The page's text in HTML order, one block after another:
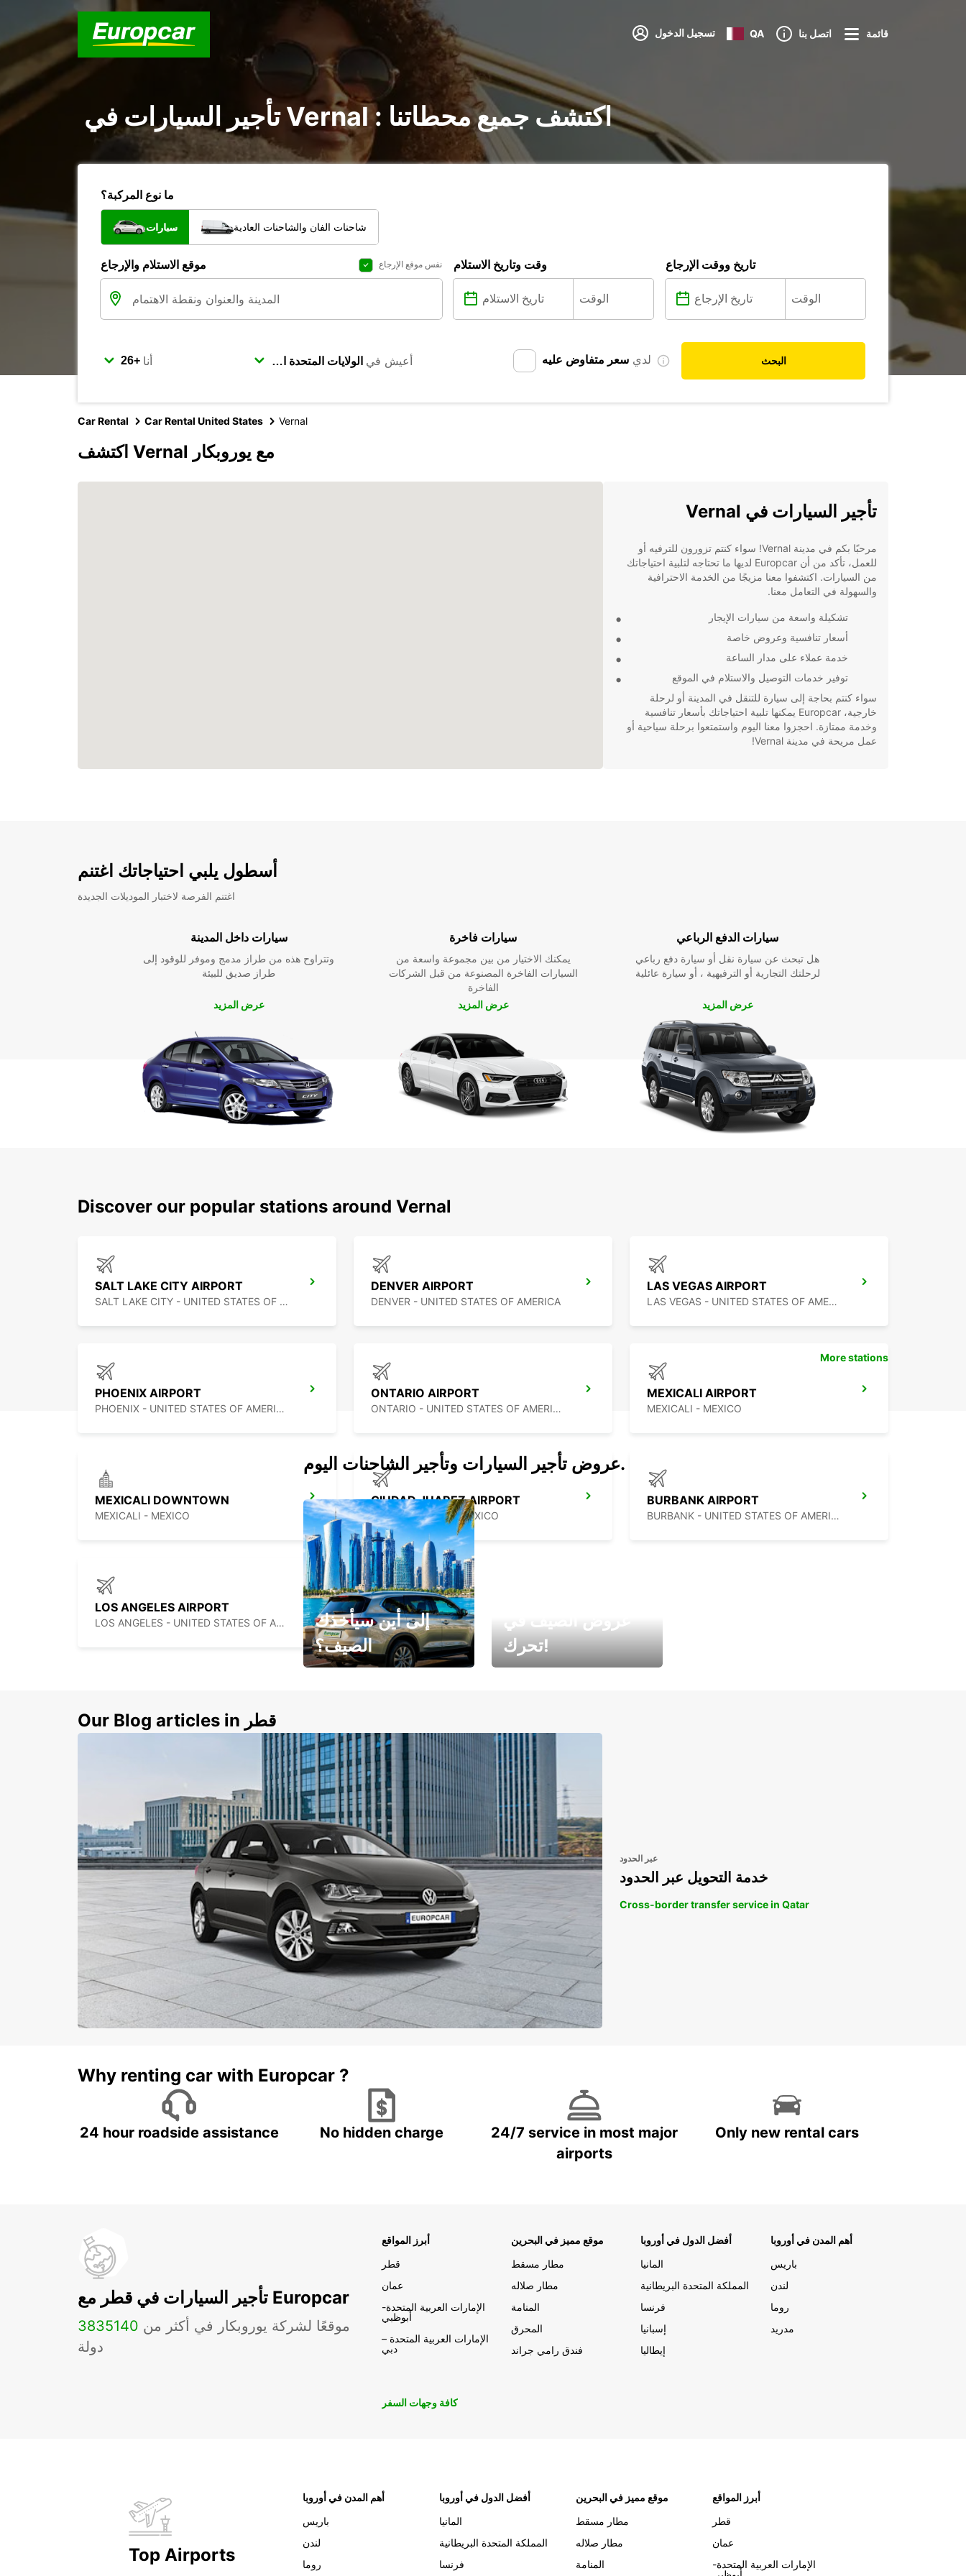
تسجيل الدخول QA اتصل بنا قائمة
تأجير السيارات في Vernal : اكتشف جميع محطاتنا
ما نوع المركبة؟
سيارات شاحنات الفان والشاحنات العادية
موقع الاستلام والإرجاع نفس موقع الإرجاع وقت وتاريخ الاستلام تاريخ ووقت الإرجاع
أنا أعيش في لدي سعر متفاوض عليه البحث
Car Rental Car Rental United States Vernal
اكتشف Vernal مع يوروبكار
تأجير السيارات في Vernal
مرحبًا بكم في مدينة Vernal! سواء كنتم تزورون للترفيه أو
للعمل، تأكد من أن Europcar لديها ما تحتاجه لتلبية احتياجاتك
من السيارات. اكتشفوا معنا مزيجًا من الخدمة الاحترافية
والسهولة في التعامل معنا.
تشكيلة واسعة من سيارات الإيجار
أسعار تنافسية وعروض خاصة
خدمة عملاء على مدار الساعة
توفير خدمات التوصيل والاستلام في الموقع
سواء كنتم بحاجة إلى سيارة للتنقل في المدينة أو لرحلة
خارجية، Europcar يمكنها تلبية احتياجاتك بأسعار تنافسية
وخدمة ممتازة. احجزوا معنا اليوم واستمتعوا برحلة سياحية أو
عمل مريحة في مدينة Vernal!
أسطول يلبي احتياجاتك اغتنم
اغتنم الفرصة لاختبار الموديلات الجديدة
سيارات داخل المدينة
وتتراوح هذه من طراز مدمج وموفر للوقود إلى
طراز صديق للبيئة
عرض المزيد
سيارات فاخرة
يمكنك الاختيار من بين مجموعة واسعة من
السيارات الفاخرة المصنوعة من قبل الشركات
الفاخرة
عرض المزيد
سيارات الدفع الرباعي
هل تبحث عن سيارة نقل أو سيارة دفع رباعي
لرحلتك التجارية أو الترفيهية ، أو سيارة عائلية
عرض المزيد
Discover our popular stations around Vernal
SALT LAKE CITY AIRPORT
SALT LAKE CITY - UNITED STATES OF AMERICA
DENVER AIRPORT
DENVER - UNITED STATES OF AMERICA
LAS VEGAS AIRPORT
LAS VEGAS - UNITED STATES OF AMERICA
PHOENIX AIRPORT
PHOENIX - UNITED STATES OF AMERICA
ONTARIO AIRPORT
ONTARIO - UNITED STATES OF AMERICA
MEXICALI AIRPORT
MEXICALI - MEXICO
MEXICALI DOWNTOWN
MEXICALI - MEXICO
CIUDAD JUAREZ AIRPORT
CIUDAD JUAREZ - MEXICO
BURBANK AIRPORT
BURBANK - UNITED STATES OF AMERICA
LOS ANGELES AIRPORT
LOS ANGELES - UNITED STATES OF AMERICA
More stations
عروض تأجير السيارات وتأجير الشاحنات اليوم.
إلى أين سيأخذك
الصيف؟
تحرك!
Our Blog articles in قطر
عبر الحدود
خدمة التحويل عبر الحدود
Cross-border transfer service in Qatar
Why renting car with Europcar ?
24 hour roadside assistance No hidden charge
24/7 service in most major
airports
Only new rental cars
تأجير السيارات في قطر مع Europcar
3835 موقعًا لشركة يوروبكار في أكثر من 140
دولة
أبرز المواقع
قطر
عمان
الإمارات العربية المتحدة-
أبوظبي
الإمارات العربية المتحدة –
دبي
موقع مميز في البحرين
مطار مسقط
مطار صلاله
المنامة
المحرق
فندق رامي جراند
أفضل الدول في أوروبا
المانيا
المملكة المتحدة البريطانية
فرنسا
إسبانيا
إيطاليا
أهم المدن في أوروبا
باريس
لندن
روما
مدريد
كافة وجهات السفر
Top Airports
أهم المدن في أوروبا
باريس
لندن
روما
أفضل الدول في أوروبا
المانيا
المملكة المتحدة البريطانية
فرنسا
موقع مميز في البحرين
مطار مسقط
مطار صلاله
المنامة
أبرز المواقع
قطر
عمان
الإمارات العربية المتحدة-